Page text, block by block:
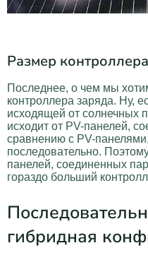
Размер
Последнее, о чем мы
контроллера заряда. Ну,
исходящей от солнечных
исходит от PV-панелей,
сравнению с PV-
последовательно.
панелей, соединенных
гораздо больший
гибридная